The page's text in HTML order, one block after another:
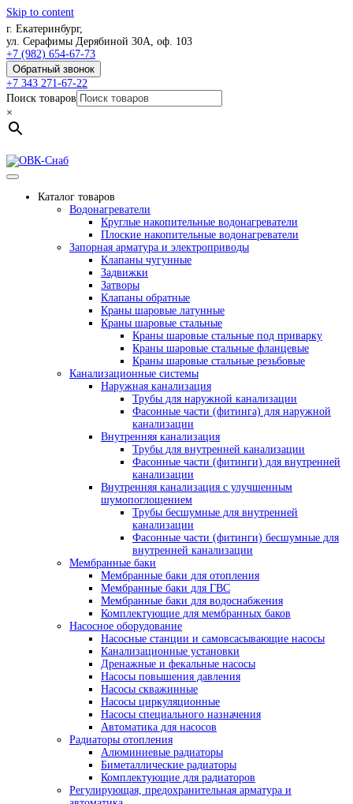
Skip to content
г. Екатеринбург,
ул. Серафимы Дерябиной 30А, оф. 103
+7 (982) 654-67-73
Обратный звонок
+7 343 271-67-22
Поиск товаров
×
Каталог товаров
Водонагреватели
Круглые накопительные водонагреватели
Плоские накопительные водонагреватели
Запорная арматура и электроприводы
Клапаны чугунные
Задвижки
Затворы
Клапаны обратные
Краны шаровые латунные
Краны шаровые стальные
Краны шаровые стальные под приварку
Краны шаровые стальные фланцевые
Краны шаровые стальные резьбовые
Канализационные системы
Наружная канализация
Трубы для наружной канализации
Фасонные части (фитинга) для наружной
канализации
Внутренняя канализация
Трубы для внутренней канализации
Фасонные части (фитинги) для внутренней
канализации
Внутренняя канализация с улучшенным
шумопоглощением
Трубы бесшумные для внутренней
канализации
Фасонные части (фитинги) бесшумные для
внутренней канализации
Мембранные баки
Мембранные баки для отопления
Мембранные баки для ГВС
Мембранные баки для водоснабжения
Комплектующие для мембранных баков
Насосное оборудование
Насосные станции и самовсасывающие насосы
Канализационные установки
Дренажные и фекальные насосы
Насосы повышения давления
Насосы скважинные
Насосы циркуляционные
Насосы специального назначения
Автоматика для насосов
Радиаторы отопления
Алюминиевые радиаторы
Биметаллические радиаторы
Комплектующие для радиаторов
Регулирующая, предохранительная арматура и